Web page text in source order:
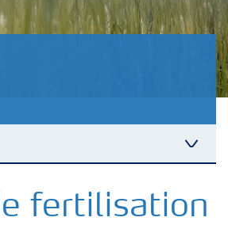
fertilisation